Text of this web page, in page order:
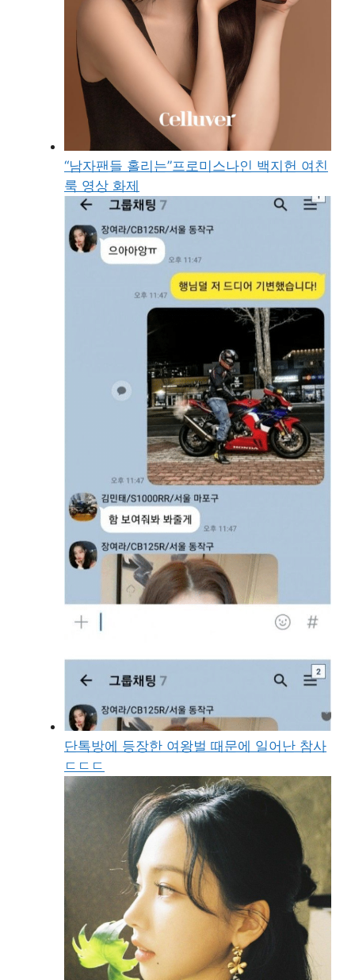
“남자팬들 홀리는”프로미스나인 백지헌 여친
룩 영상 화제
단톡방에 등장한 여왕벌 때문에 일어난 참사
ㄷㄷㄷ